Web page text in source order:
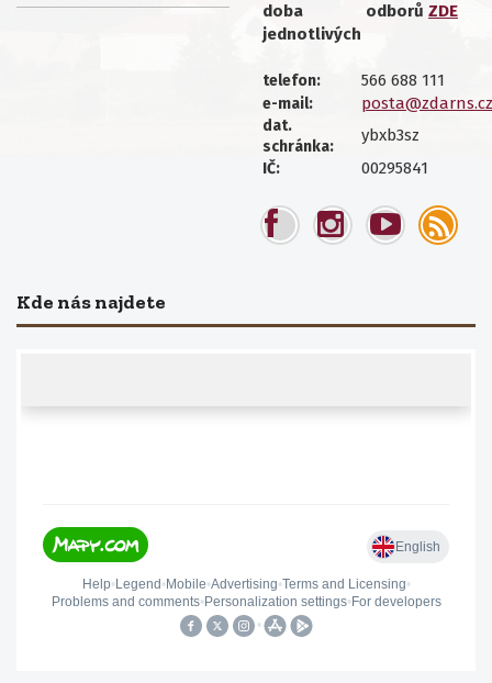
doba
jednotlivých
odborů ZDE
telefon: 566 688 111
e-mail: posta@zdarns.cz
dat.
schránka:
ybxb3sz
IČ: 00295841
Kde nás najdete